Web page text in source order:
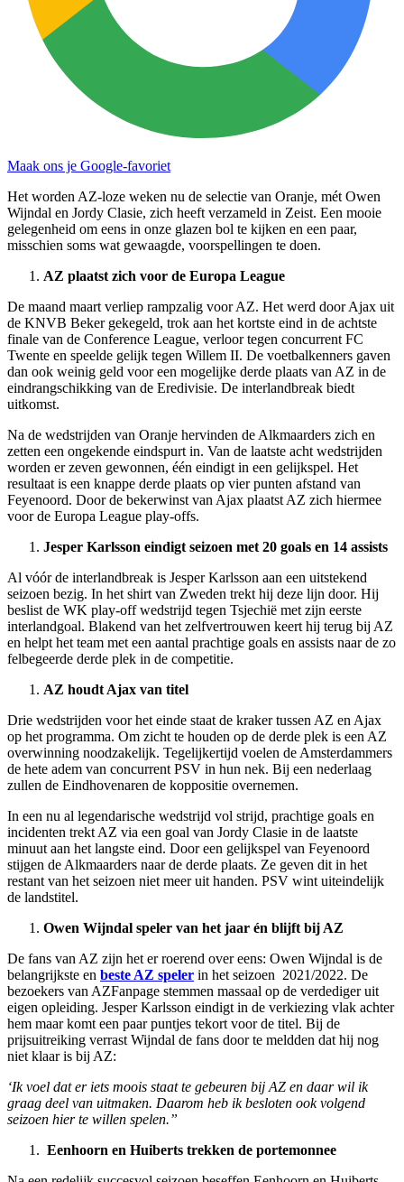
Maak ons je Google-favoriet
Het worden AZ-loze weken nu de selectie van Oranje, mét Owen
Wijndal en Jordy Clasie, zich heeft verzameld in Zeist. Een mooie
gelegenheid om eens in onze glazen bol te kijken en een paar,
misschien soms wat gewaagde, voorspellingen te doen.
AZ plaatst zich voor de Europa League
De maand maart verliep rampzalig voor AZ. Het werd door Ajax uit
de KNVB Beker gekegeld, trok aan het kortste eind in de achtste
finale van de Conference League, verloor tegen concurrent FC
Twente en speelde gelijk tegen Willem II. De voetbalkenners gaven
dan ook weinig geld voor een mogelijke derde plaats van AZ in de
eindrangschikking van de Eredivisie. De interlandbreak biedt
uitkomst.
Na de wedstrijden van Oranje hervinden de Alkmaarders zich en
zetten een ongekende eindspurt in. Van de laatste acht wedstrijden
worden er zeven gewonnen, één eindigt in een gelijkspel. Het
resultaat is een knappe derde plaats op vier punten afstand van
Feyenoord. Door de bekerwinst van Ajax plaatst AZ zich hiermee
voor de Europa League play-offs.
Jesper Karlsson eindigt seizoen met 20 goals en 14 assists
Al vóór de interlandbreak is Jesper Karlsson aan een uitstekend
seizoen bezig. In het shirt van Zweden trekt hij deze lijn door. Hij
beslist de WK play-off wedstrijd tegen Tsjechië met zijn eerste
interlandgoal. Blakend van het zelfvertrouwen keert hij terug bij AZ
en helpt het team met een aantal prachtige goals en assists naar de zo
felbegeerde derde plek in de competitie.
AZ houdt Ajax van titel
Drie wedstrijden voor het einde staat de kraker tussen AZ en Ajax
op het programma. Om zicht te houden op de derde plek is een AZ
overwinning noodzakelijk. Tegelijkertijd voelen de Amsterdammers
de hete adem van concurrent PSV in hun nek. Bij een nederlaag
zullen de Eindhovenaren de koppositie overnemen.
In een nu al legendarische wedstrijd vol strijd, prachtige goals en
incidenten trekt AZ via een goal van Jordy Clasie in de laatste
minuut aan het langste eind. Door een gelijkspel van Feyenoord
stijgen de Alkmaarders naar de derde plaats. Ze geven dit in het
restant van het seizoen niet meer uit handen. PSV wint uiteindelijk
de landstitel.
Owen Wijndal speler van het jaar én blijft bij AZ
De fans van AZ zijn het er roerend over eens: Owen Wijndal is de
belangrijkste en beste AZ speler in het seizoen 2021/2022. De
bezoekers van AZFanpage stemmen massaal op de verdediger uit
eigen opleiding. Jesper Karlsson eindigt in de verkiezing vlak achter
hem maar komt een paar puntjes tekort voor de titel. Bij de
prijsuitreiking verrast Wijndal de fans door te meldden dat hij nog
niet klaar is bij AZ:
‘Ik voel dat er iets moois staat te gebeuren bij AZ en daar wil ik
graag deel van uitmaken. Daarom heb ik besloten ook volgend
seizoen hier te willen spelen.”
Eenhoorn en Huiberts trekken de portemonnee